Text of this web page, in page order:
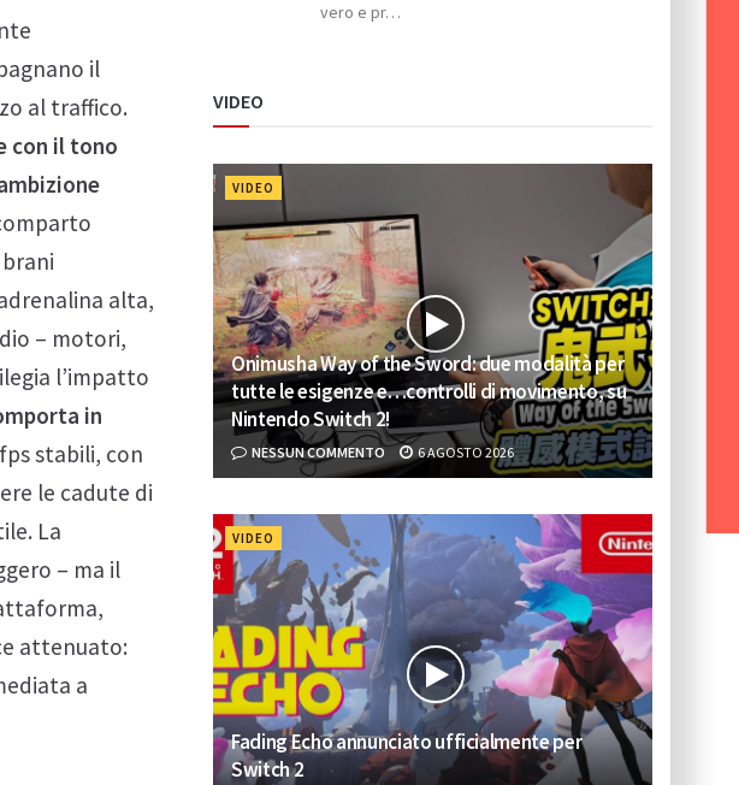
il
al traffico.
con il tono
alta,
– motori,
l’impatto
in
stabili, con
le cadute di
La
– ma il
attenuato:
a
vero e pr…
VIDEO
VIDEO
Onimusha Way of the Sword: due modalità per
tutte le esigenze e…controlli di movimento, su
Nintendo Switch 2!
NESSUN COMMENTO 6 AGOSTO 2026
VIDEO
Fading Echo annunciato ufficialmente per
Switch 2